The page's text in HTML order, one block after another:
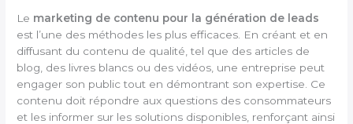
Le marketing de contenu pour la génération de leads
est l’une des méthodes les plus efficaces. En créant et en
diffusant du contenu de qualité, tel que des articles de
blog, des livres blancs ou des vidéos, une entreprise peut
engager son public tout en démontrant son expertise. Ce
contenu doit répondre aux questions des consommateurs
et les informer sur les solutions disponibles, renforçant ainsi